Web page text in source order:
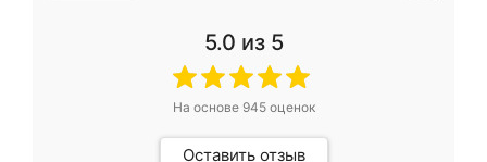
5.0 из 5
На основе 945оценок
Оставить отзыв